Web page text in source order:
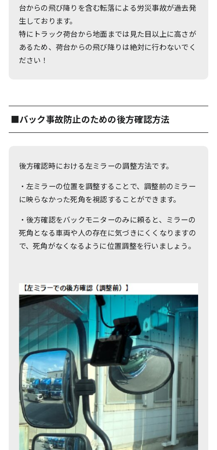
台からの飛び降りを含む転落による労災事故が過去発
生しております。
特にトラック荷台から地面までは見た目以上に高さが
あるため、荷台からの飛び降りは絶対に行わないでく
ださい！
■バック事故防止のための後方確認方法
後方確認時における左ミラーの調整方法です。
・左ミラーの位置を調整することで、調整前のミラー
に映らなかった死角を視認することができます。
・後方確認をバックモニターのみに頼ると、ミラーの
死角となる車両や人の存在に気づきにくくなりますの
で、死角がなくなるように位置調整を行いましょう。